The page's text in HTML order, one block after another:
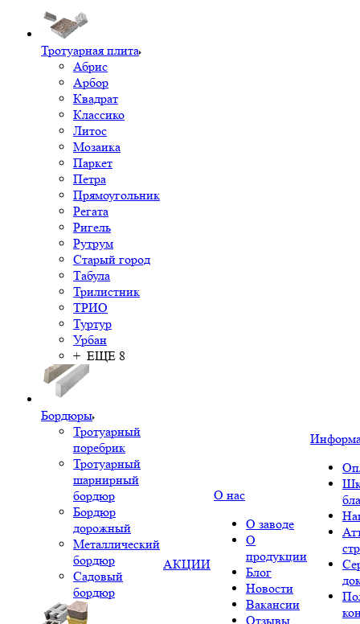
Тротуарная плита
Абрис
Арбор
Квадрат
Классико
Литос
Мозаика
Паркет
Петра
Прямоугольник
Регата
Ригель
Рутрум
Старый город
Табула
Трилистник
ТРИО
Туртур
Урбан
+ ЕЩЕ 8
Бордюры
Тротуарный
поребрик
Тротуарный
шарнирный
бордюр
Бордюр
дорожный
Металлический
бордюр
Садовый
бордюр
АКЦИИ
О нас
О заводе
О
продукции
Блог
Новости
Вакансии
Отзывы